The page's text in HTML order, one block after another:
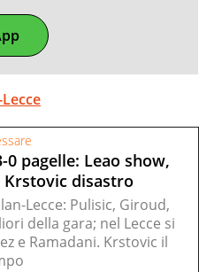
0 pagelle: Leao show,
Krstovic disastro
Lecce: Pulisic, Giroud,
della gara; nel Lecce si
e Ramadani. Krstovic il